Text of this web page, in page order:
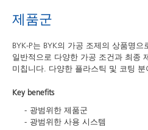
제품군
BYK-P는 BYK의 가공 조제의 상품명
일반적으로 다양한 가공 조건과 최종
미칩니다. 다양한 플라스틱 및 코팅 분
Key benefits
광범위한 제품군
광범위한 사용 시스템